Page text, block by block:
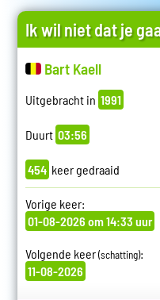
Ik wil niet dat je
Bart Kaell
Uitgebracht in 1991
Duurt 03:56
454 keer gedraaid
Vorige keer:
01-08-2026 om 14:33 uur
Volgende keer(schatting):
11-08-2026